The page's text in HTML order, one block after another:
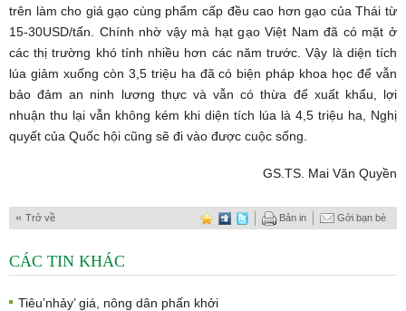
trên làm cho giá gạo cùng phẩm cấp đều cao hơn gạo của Thái từ
15-30USD/tấn. Chính nhờ vậy mà hạt gạo Việt Nam đã có mặt ở
các thị trường khó tính nhiều hơn các năm trước. Vậy là diện tích
lúa giảm xuống còn 3,5 triệu ha đã có biện pháp khoa học để vẫn
bảo đảm an ninh lương thực và vẫn có thừa để xuất khẩu, lợi
nhuận thu lại vẫn không kém khi diện tích lúa là 4,5 triệu ha, Nghị
quyết của Quốc hội cũng sẽ đi vào được cuộc sống.
GS.TS. Mai Văn Quyền
Trở về Gởi bạn bè
Bản in
CÁC TIN KHÁC
Tiêu’nhảy’ giá, nông dân phấn khởi